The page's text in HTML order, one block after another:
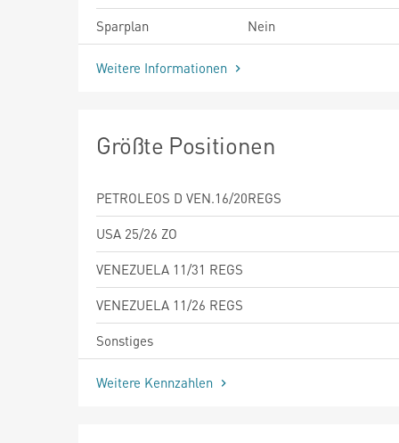
Sparplan
Nein
Weitere Informationen
Größte Positionen
PETROLEOS D VEN.16/20REGS
USA 25/26 ZO
VENEZUELA 11/31 REGS
VENEZUELA 11/26 REGS
Sonstiges
Weitere Kennzahlen